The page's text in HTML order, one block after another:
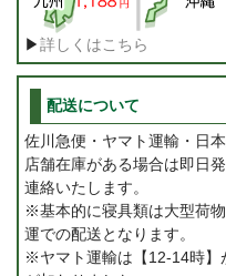
▶詳しくはこちら
配送について
佐川急便・ヤマト運輸・日
店舗在庫がある場合は即日
連絡いたします。
※基本的に寝具類は大型荷
運での配送となります。
※ヤマト運輸は【12-14時】